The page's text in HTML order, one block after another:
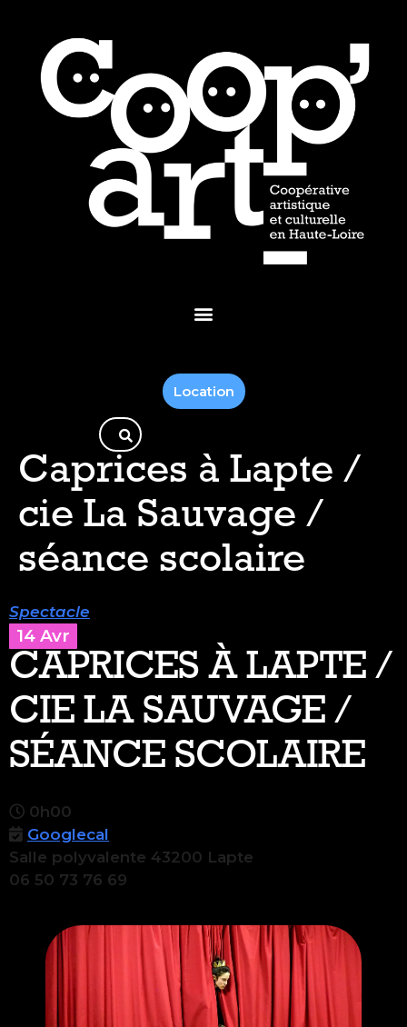
Location
Caprices à Lapte /
cie La Sauvage /
séance scolaire
Spectacle
14 Avr
CAPRICES À LAPTE /
CIE LA SAUVAGE /
SÉANCE SCOLAIRE
0h00
Googlecal
Salle polyvalente 43200 Lapte
06 50 73 76 69